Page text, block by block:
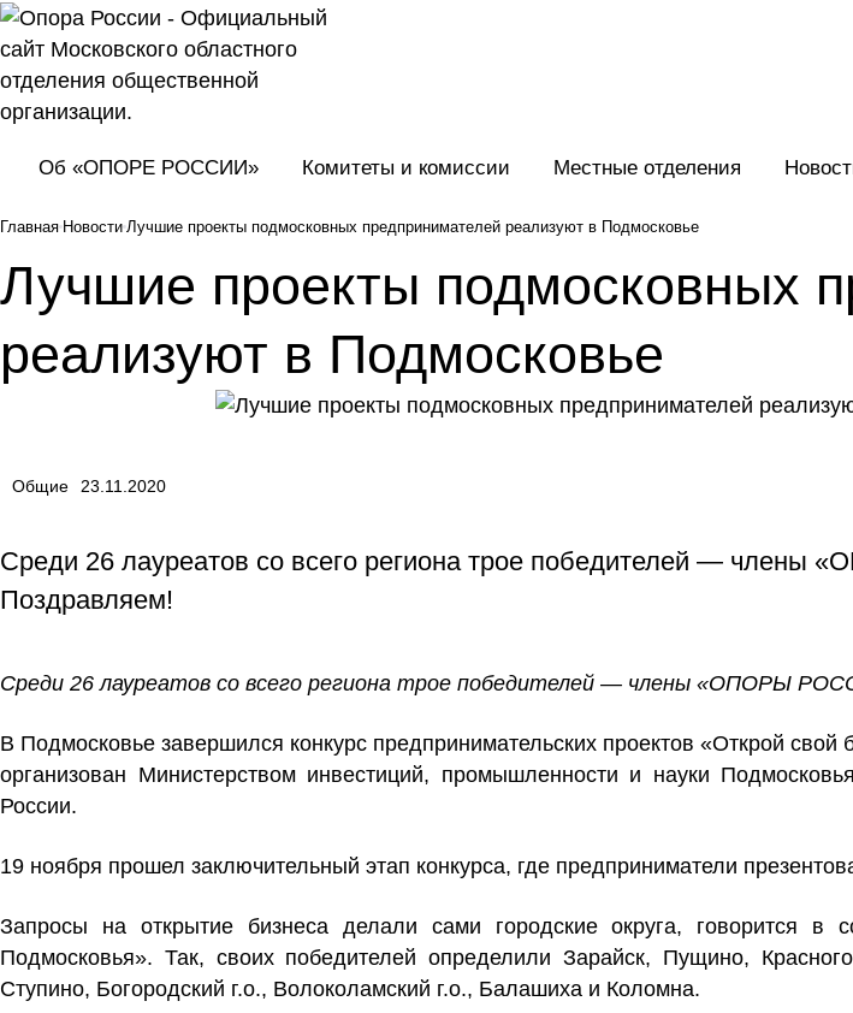
Об «ОПОРЕ РОССИИ» Комитеты и комиссии Местные отделения
Главная Новости Лучшие проекты подмосковных предпринимателей реализуют в Подмосковье
Лучшие проекты подмосковных
реализуют в Подмосковье
Общие 23.11.2020
Среди 26 лауреатов со всего региона трое победителей —
Поздравляем!
Среди 26 лауреатов со всего региона трое победителей — члены «ОПОРЫ
В Подмосковье завершился конкурс предпринимательских проектов «Открой
организован Министерством инвестиций, промышленности и науки
России.
19 ноября прошел заключительный этап конкурса, где предприниматели
Запросы на открытие бизнеса делали сами городские округа, говорится
Подмосковья». Так, своих победителей определили Зарайск, Пущино,
Ступино, Богородский г.о., Волоколамский г.о., Балашиха и Коломна.